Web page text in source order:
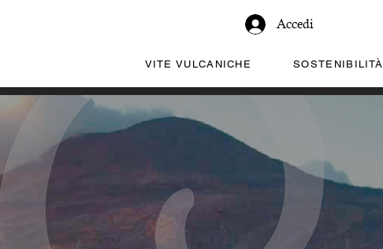
Accedi
VITE VULCANICHE SOSTENIBILITÀ